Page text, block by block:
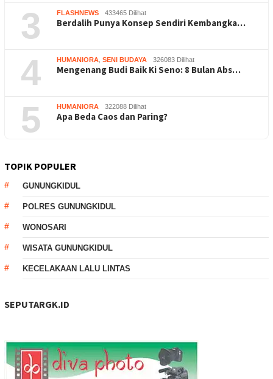
3 FLASHNEWS 433465 Dilihat
Berdalih Punya Konsep Sendiri Kembangka…
4 HUMANIORA SENI BUDAYA 326083 Dilihat
Mengenang Budi Baik Ki Seno: 8 Bulan Abs…
5 HUMANIORA 322088 Dilihat
Apa Beda Caos dan Paring?
TOPIK POPULER
GUNUNGKIDUL
POLRES GUNUNGKIDUL
WONOSARI
WISATA GUNUNGKIDUL
KECELAKAAN LALU LINTAS
SEPUTARGK.ID